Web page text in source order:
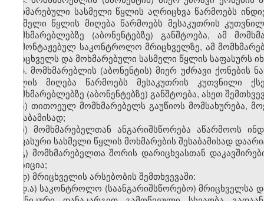
მოხმარებული სასმელი წყლის აღრიცხვა წარმოებს
სასმელი წყლის მიღება წარმოებს მესაკუთრის
მომხმარებლებზე (აბონენტებზე) განშტოება, ამ
დამონტაჟებულ საკონტროლო მრიცხველზე, ამ
მრიცხველს და მოხმარებული სასმელი წყლის საფასურს
5. მომხმარებლის (აბონენტის) მიერ უძრავი
წყლის მიღება წარმოებს მესაკუთრის კუთვნილი
მომხმარებლებზე (აბონენტებზე) განშტოება, ასეთ
ა) თითოეულ მომხმარებელს გაუწიოს მომსახურება,
შესაბამისად;
ბ) მომხმარებელთან ანგარიშსწორება აწარმოოს
საფასური სასმელი წყლის მოხმარების შესაბამისად
გ) მომხმარებელთა შორის დარიცხვასთან
პოზიცია;
დ) მრიცხველის არსებობის შემთხვევაში:
დ.ა) საკონტროლო (საანგარიშსწორებო) მრიცხველსა